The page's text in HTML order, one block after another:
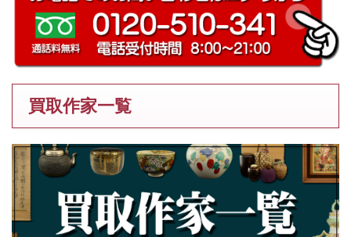
買取作家一覧